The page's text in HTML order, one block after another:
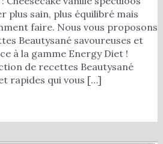
plus sain, plus équilibré mais
faire. Nous vous proposons
Beautysané savoureuses et
à la gamme Energy Diet !
de recettes Beautysané
rapides qui vous […]